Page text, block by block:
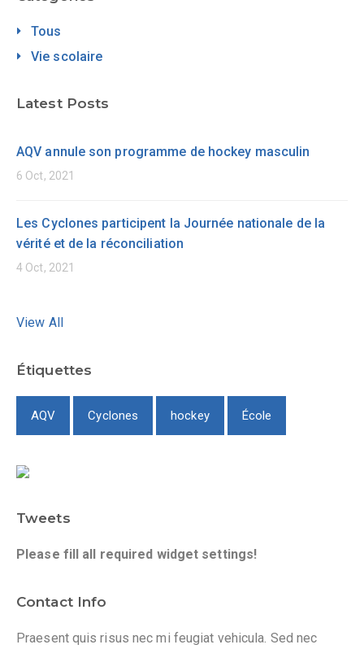
Tous
Vie scolaire
Latest Posts
AQV annule son programme de hockey masculin
6 Oct, 2021
Les Cyclones participent la Journée nationale de la
vérité et de la réconciliation
4 Oct, 2021
View All
Étiquettes
AQV Cyclones hockey École
Tweets
Please fill all required widget settings!
Contact Info
Praesent quis risus nec mi feugiat vehicula. Sed nec